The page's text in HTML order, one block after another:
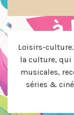
Loisirs-
la culture, qui
musicales,
séries &